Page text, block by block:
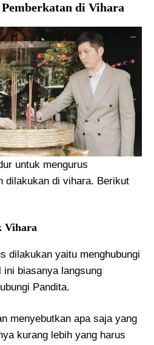
di Vihara
untuk mengurus
dilakukan di vihara. Berikut
Vihara
dilakukan yaitu menghubungi
biasanya langsung
Pandita.
menyebutkan apa saja yang
kurang lebih yang harus